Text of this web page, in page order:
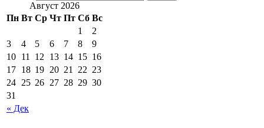
Август 2026
Пн Вт Ср Чт Пт Сб Вс
« Дек
1
2
3
4 5 6 7 8
9
10 11 12 13 14 15 16
17 18 19 20 21 22 23
24 25 26 27 28 29 30
31